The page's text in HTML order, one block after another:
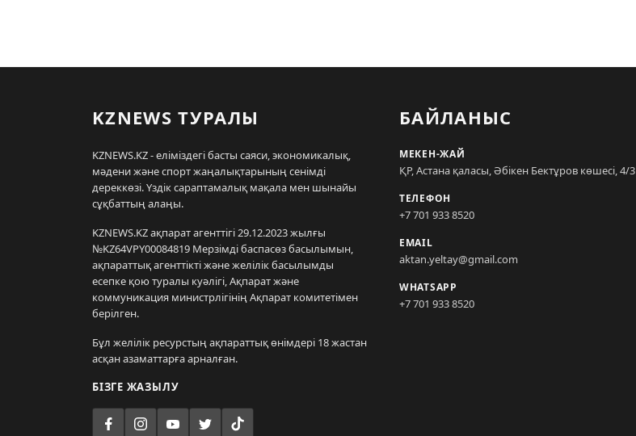
KZNEWS ТУРАЛЫ
KZNEWS.KZ - еліміздегі басты саяси, экономикалық,
мәдени және спорт жаңалықтарының сенімді
дереккөзі. Үздік сараптамалық мақала мен шынайы
сұқбаттың алаңы.
KZNEWS.KZ ақпарат агенттігі 29.12.2023 жылғы
№KZ64VPY00084819 Мерзімді баспасөз басылымын,
ақпараттық агенттікті және желілік басылымды
есепке қою туралы куәлігі, Ақпарат және
коммуникация министрлігінің Ақпарат комитетімен
берілген.
Бұл желілік ресурстың ақпараттық өнімдері 18 жастан
асқан азаматтарға арналған.
БІЗГЕ ЖАЗЫЛУ
БАЙЛАНЫС
МЕКЕН-ЖАЙ
ҚР, Астана қаласы, Әбікен Бектұров көшесі, 4/3
ТЕЛЕФОН
+7 701 933 8520
EMAIL
aktan.yeltay@gmail.com
WHATSAPP
+7 701 933 8520